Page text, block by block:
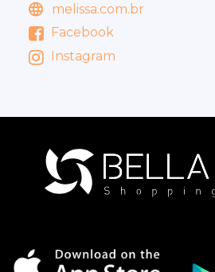
melissa.com.br
Facebook
Instagram